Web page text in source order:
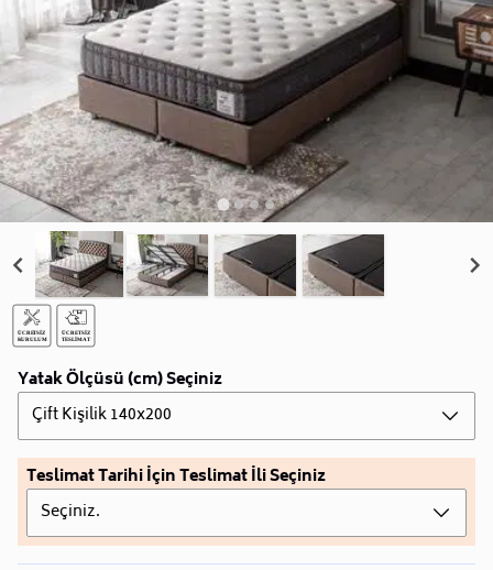
Yatak Ölçüsü (cm) Seçiniz
Çift Kişilik 140x200
Teslimat Tarihi İçin Teslimat İli Seçiniz
Seçiniz.